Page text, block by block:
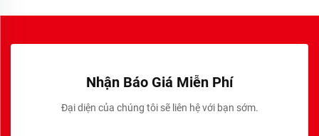
Nhận Báo Giá Miễn Phí
Đại diện của chúng tôi sẽ liên hệ với bạn sớm.